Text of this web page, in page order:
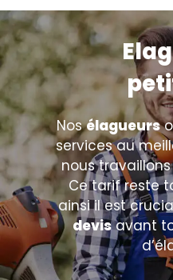
Nosélagueurs
services au
nous
Ce tarif reste
ainsi il est
devisavant